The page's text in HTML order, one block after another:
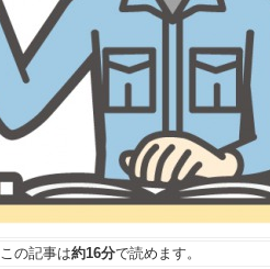
この記事は約16分で読めます。